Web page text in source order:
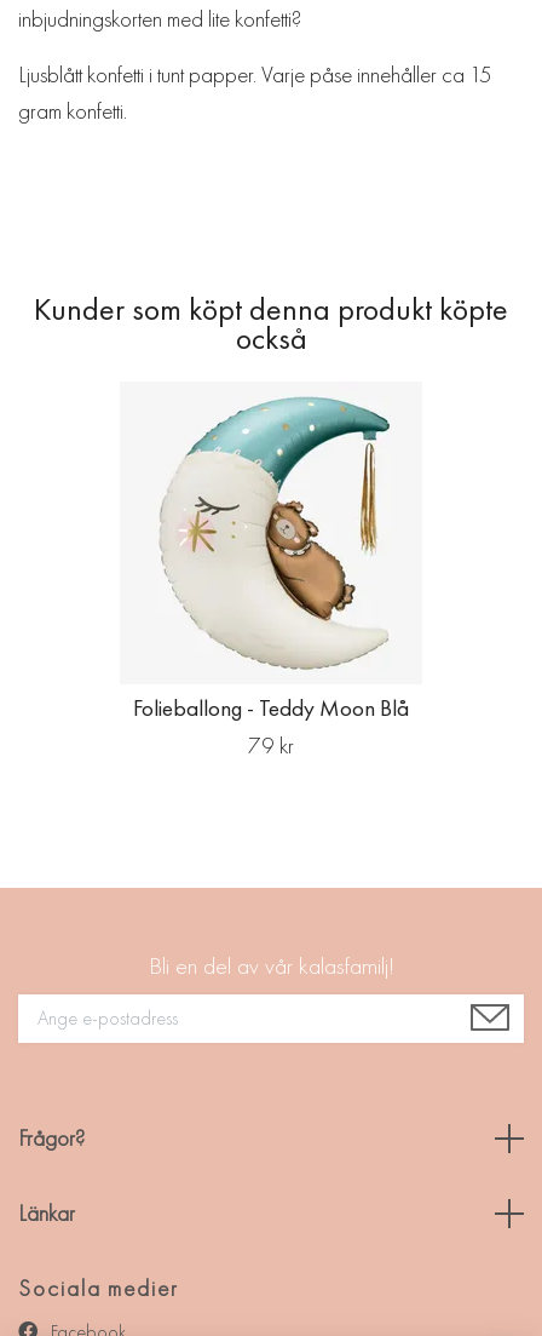
inbjudningskorten med lite konfetti?
Ljusblått konfetti i tunt papper. Varje påse innehåller ca 15
gram konfetti.
Folieballong - Teddy Moon Blå
79 kr
Bli en del av vår kalasfamilj!
Frågor?
Länkar
Sociala medier